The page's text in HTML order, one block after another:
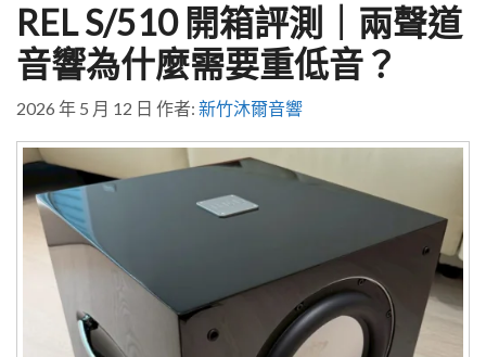
REL S/510 開箱評測｜兩聲道
音響為什麼需要重低音？
2026 年 5 月 12 日 作者: 新竹沐爾音響